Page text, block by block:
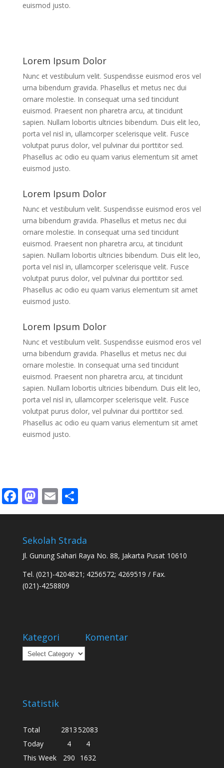
euismod justo.
Lorem Ipsum Dolor
Nunc et vestibulum velit. Suspendisse euismod eros vel
urna bibendum gravida. Phasellus et metus nec dui
ornare molestie. In consequat urna sed tincidunt
euismod. Praesent non pharetra arcu, at tincidunt
sapien. Nullam lobortis ultricies bibendum. Duis elit leo,
porta vel nisl in, ullamcorper scelerisque velit. Fusce
volutpat purus dolor, vel pulvinar dui porttitor sed.
Phasellus ac odio eu quam varius elementum sit amet
euismod justo.
Lorem Ipsum Dolor
Nunc et vestibulum velit. Suspendisse euismod eros vel
urna bibendum gravida. Phasellus et metus nec dui
ornare molestie. In consequat urna sed tincidunt
euismod. Praesent non pharetra arcu, at tincidunt
sapien. Nullam lobortis ultricies bibendum. Duis elit leo,
porta vel nisl in, ullamcorper scelerisque velit. Fusce
volutpat purus dolor, vel pulvinar dui porttitor sed.
Phasellus ac odio eu quam varius elementum sit amet
euismod justo.
Lorem Ipsum Dolor
Nunc et vestibulum velit. Suspendisse euismod eros vel
urna bibendum gravida. Phasellus et metus nec dui
ornare molestie. In consequat urna sed tincidunt
euismod. Praesent non pharetra arcu, at tincidunt
sapien. Nullam lobortis ultricies bibendum. Duis elit leo,
porta vel nisl in, ullamcorper scelerisque velit. Fusce
volutpat purus dolor, vel pulvinar dui porttitor sed.
Phasellus ac odio eu quam varius elementum sit amet
euismod justo.
Facebook
Mastodon
Email
Sekolah Strada
Jl. Gunung Sahari Raya No. 88, Jakarta Pusat 10610
Tel. (021)-4204821; 4256572; 4269519 / Fax.
(021)-4258809
Kategori
Kategori
Komentar
Statistik
Total 281352083
Today
4
4
This Week
290
1632